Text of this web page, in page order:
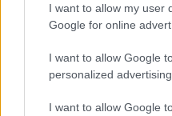
I want to allow my user
Google for online
I want to allow Google
personalized advertising.
I want to allow Google